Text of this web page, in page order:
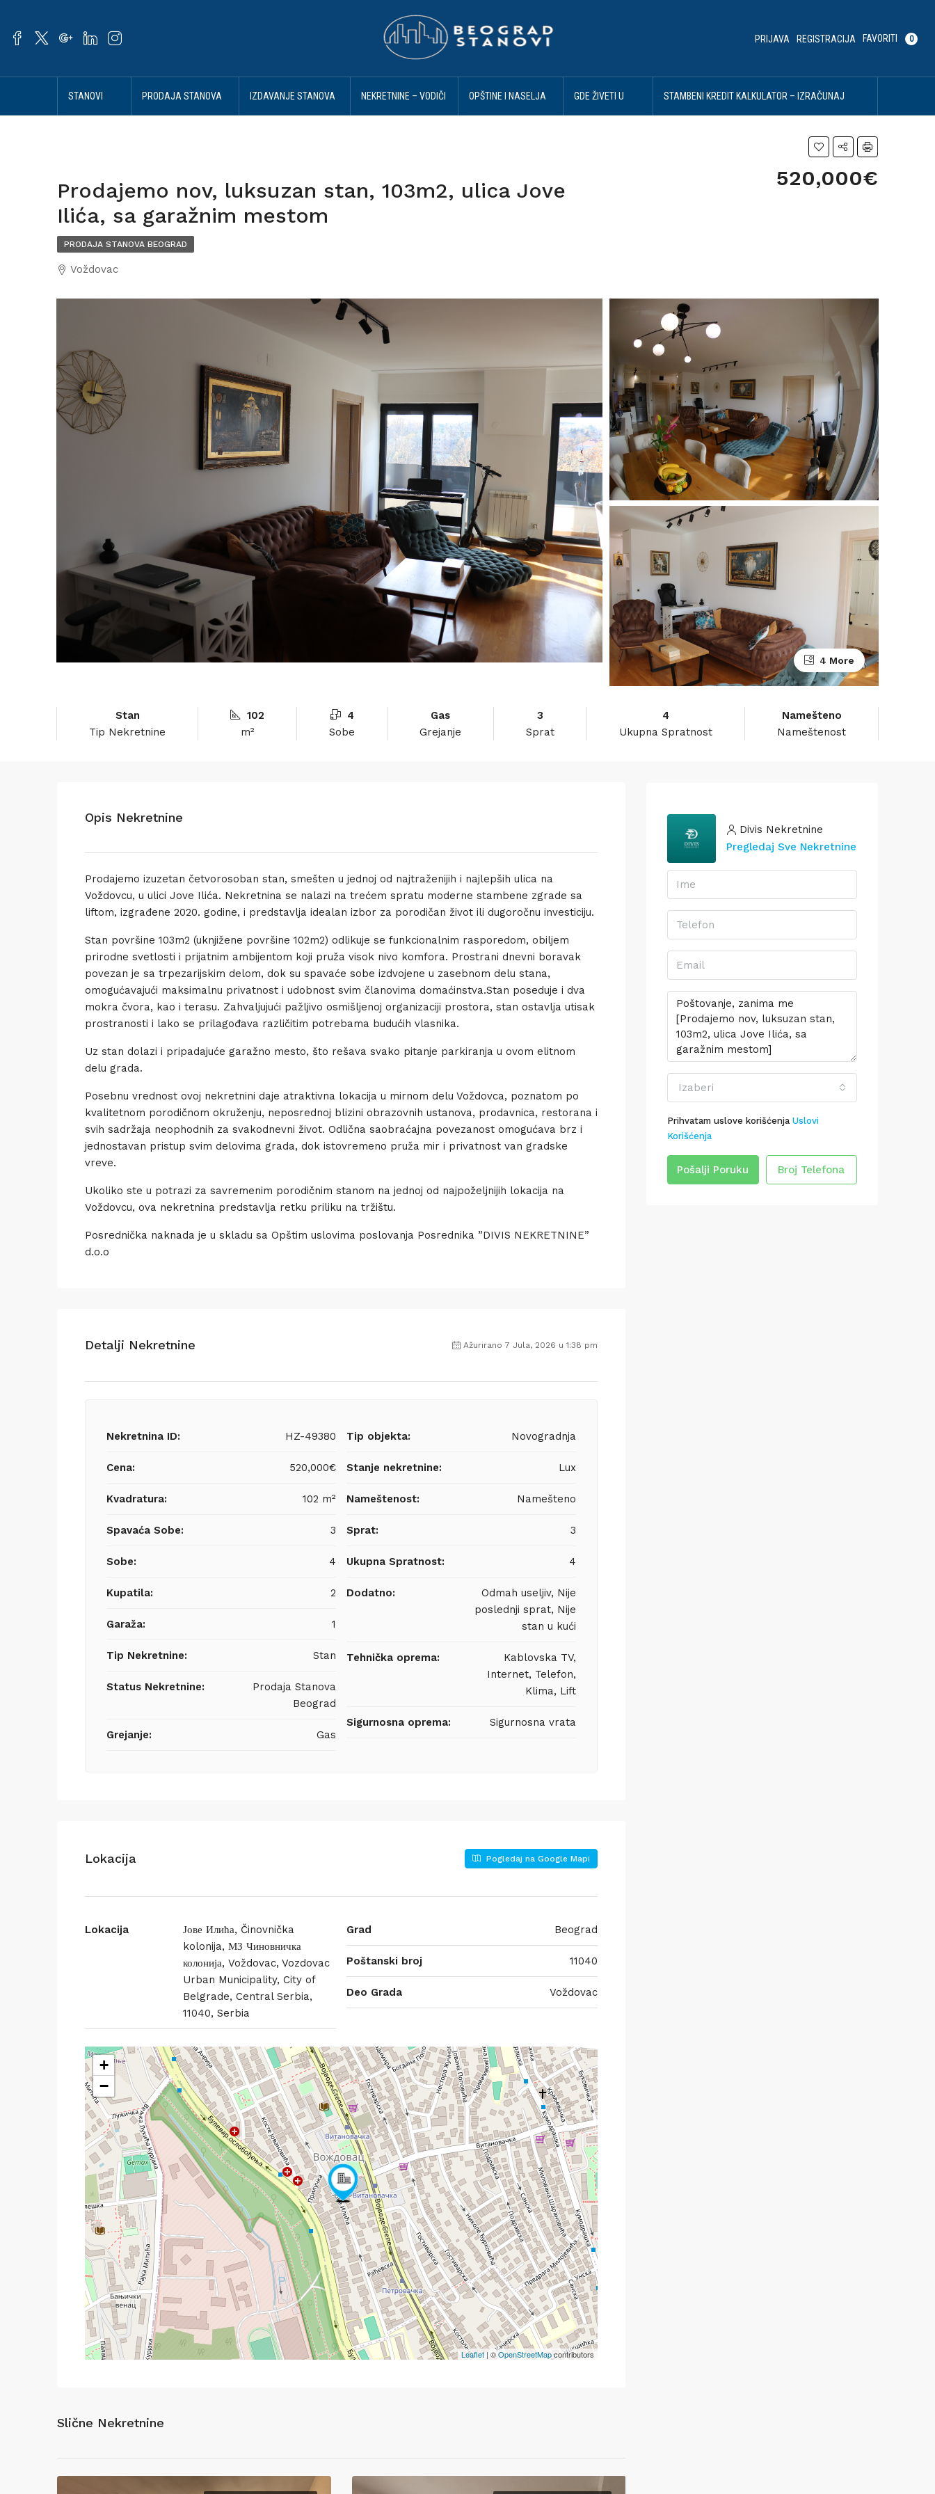
PRIJAVA REGISTRACIJA FAVORITI 0
STANOVI PRODAJA STANOVA IZDAVANJE STANOVA NEKRETNINE – VODIČI OPŠTINE I NASELJA GDE ŽIVETI U STAMBENI KREDIT KALKULATOR – IZRAČUNAJ
Prodajemo nov, luksuzan stan, 103m2, ulica Jove
Ilića, sa garažnim mestom
520,000€
PRODAJA STANOVA BEOGRAD
Voždovac
4 More
Stan
Tip Nekretnine
102
m²
4
Sobe
Gas
Grejanje
3
Sprat
4
Ukupna Spratnost
Namešteno
Nameštenost
Opis Nekretnine
Prodajemo izuzetan četvorosoban stan, smešten u jednoj od najtraženijih i najlepših ulica na
Voždovcu, u ulici Jove Ilića. Nekretnina se nalazi na trećem spratu moderne stambene zgrade sa
liftom, izgrađene 2020. godine, i predstavlja idealan izbor za porodičan život ili dugoročnu investiciju.
Stan površine 103m2 (uknjižene površine 102m2) odlikuje se funkcionalnim rasporedom, obiljem
prirodne svetlosti i prijatnim ambijentom koji pruža visok nivo komfora. Prostrani dnevni boravak
povezan je sa trpezarijskim delom, dok su spavaće sobe izdvojene u zasebnom delu stana,
omogućavajući maksimalnu privatnost i udobnost svim članovima domaćinstva.Stan poseduje i dva
mokra čvora, kao i terasu. Zahvaljujući pažljivo osmišljenoj organizaciji prostora, stan ostavlja utisak
prostranosti i lako se prilagođava različitim potrebama budućih vlasnika.
Uz stan dolazi i pripadajuće garažno mesto, što rešava svako pitanje parkiranja u ovom elitnom
delu grada.
Posebnu vrednost ovoj nekretnini daje atraktivna lokacija u mirnom delu Voždovca, poznatom po
kvalitetnom porodičnom okruženju, neposrednoj blizini obrazovnih ustanova, prodavnica, restorana i
svih sadržaja neophodnih za svakodnevni život. Odlična saobraćajna povezanost omogućava brz i
jednostavan pristup svim delovima grada, dok istovremeno pruža mir i privatnost van gradske
vreve.
Ukoliko ste u potrazi za savremenim porodičnim stanom na jednoj od najpoželjnijih lokacija na
Voždovcu, ova nekretnina predstavlja retku priliku na tržištu.
Posrednička naknada je u skladu sa Opštim uslovima poslovanja Posrednika ”DIVIS NEKRETNINE”
d.o.o
Detalji Nekretnine Ažurirano 7 Jula, 2026 u 1:38 pm
Nekretnina ID: HZ-49380
Cena: 520,000€
Kvadratura: 102 m²
Spavaća Sobe: 3
Sobe: 4
Kupatila: 2
Garaža: 1
Tip Nekretnine: Stan
Status Nekretnine:
Prodaja Stanova
Beograd
Grejanje: Gas
Tip objekta: Novogradnja
Stanje nekretnine: Lux
Nameštenost: Namešteno
Sprat: 3
Ukupna Spratnost: 4
Dodatno:
Odmah useljiv, Nije
poslednji sprat, Nije
stan u kući
Tehnička oprema:
Kablovska TV,
Internet, Telefon,
Klima, Lift
Sigurnosna oprema: Sigurnosna vrata
Lokacija Pogledaj na Google Mapi
Lokacija
Јове Илића, Činovnička
kolonija, МЗ Чиновничка
колонија, Voždovac, Vozdovac
Urban Municipality, City of
Belgrade, Central Serbia,
11040, Serbia
Grad Beograd
Poštanski broj 11040
Deo Grada Voždovac
+
−
Leaflet| ©OpenStreetMapcontributors
Slične Nekretnine
Divis Nekretnine
Pregledaj Sve Nekretnine
Izaberi
Prihvatam uslove korišćenja Uslovi
Korišćenja
Pošalji Poruku Broj Telefona